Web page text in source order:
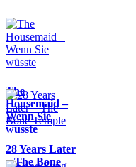
The
Housemaid –
Wenn Sie
wüsste
28 Years Later
– The Bone